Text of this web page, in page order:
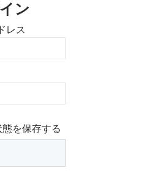
ン
レス
態を保存する